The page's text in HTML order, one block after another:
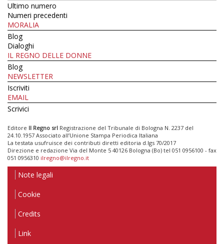
Ultimo numero
Numeri precedenti
MORALIA
Blog
Dialoghi
IL REGNO DELLE DONNE
Blog
NEWSLETTER
Iscriviti
EMAIL
Scrivici
Editore Il Regno srl Registrazione del Tribunale di Bologna N. 2237 del
24.10.1957 Associato all’Unione Stampa Periodica Italiana
La testata usufruisce dei contributi diretti editoria d.lgs 70/2017
Direzione e redazione Via del Monte 5 40126 Bologna (Bo) tel 051 0956100 - fax
051 0956310 ilregno@ilregno.it
Note legali
Cookie
Credits
Link